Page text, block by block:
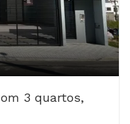
3 quartos,